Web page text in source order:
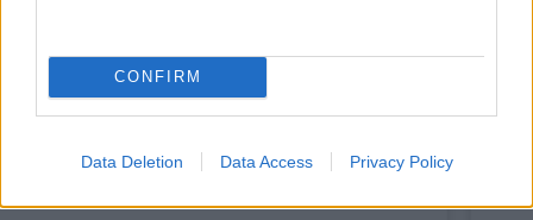
CONFIRM
Data Deletion Data Access Privacy Policy